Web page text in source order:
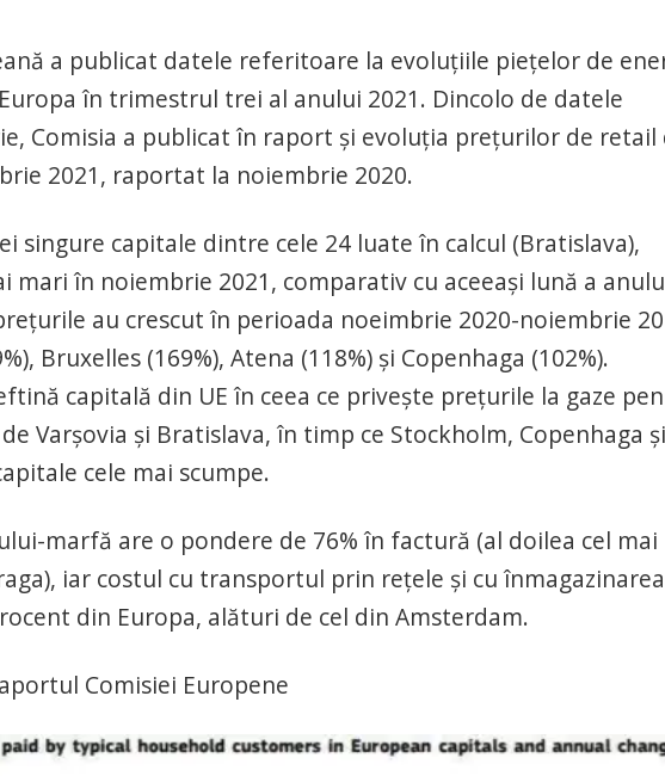
a publicat datele referitoare la evoluțiile piețelor de
în trimestrul trei al anului 2021. Dincolo de datele
Comisia a publicat în raport și evoluția prețurilor de retail
2021, raportat la noiembrie 2020.
singure capitale dintre cele 24 luate în calcul (Bratislava),
în noiembrie 2021, comparativ cu aceeași lună a
au crescut în perioada noeimbrie 2020-noiembrie
Bruxelles (169%), Atena (118%) și Copenhaga (102%).
capitală din UE în ceea ce privește prețurile la gaze
Varșovia și Bratislava, în timp ce Stockholm, Copenhaga și
cele mai scumpe.
marfă are o pondere de 76% în factură (al doilea cel mai
iar costul cu transportul prin rețele și cu
din Europa, alături de cel din Amsterdam.
Comisiei Europene